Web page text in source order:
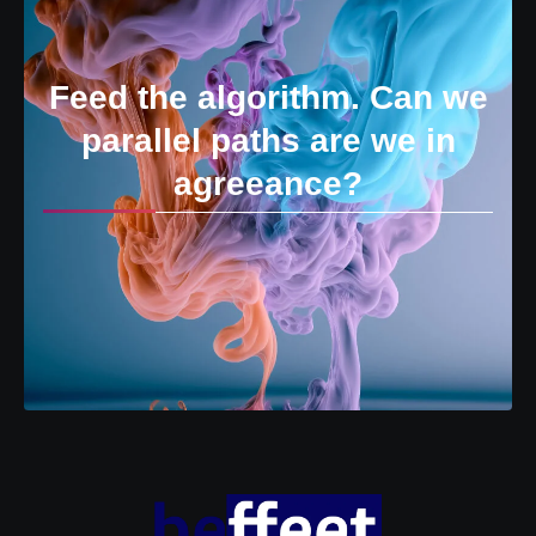
Feed the algorithm. Can we
parallel paths are we in
agreeance?